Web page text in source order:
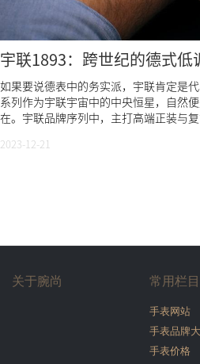
宇联1893：跨世纪的德式低
如果要说德表中的务实派，宇联肯定是
系列作为宇联宇宙中的中央恒星，自然
在。宇联品牌‬序列‬中‬，主打‬高端正装‬与‬
2023-12-21
关于腕尚 常用栏目
手表网站
手表品牌
手表价格